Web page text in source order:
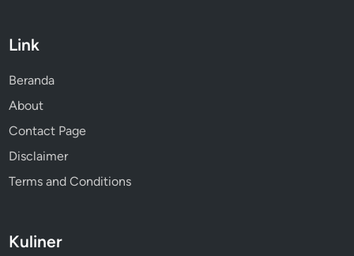
Link
Beranda
About
Contact Page
Disclaimer
Terms and Conditions
Kuliner